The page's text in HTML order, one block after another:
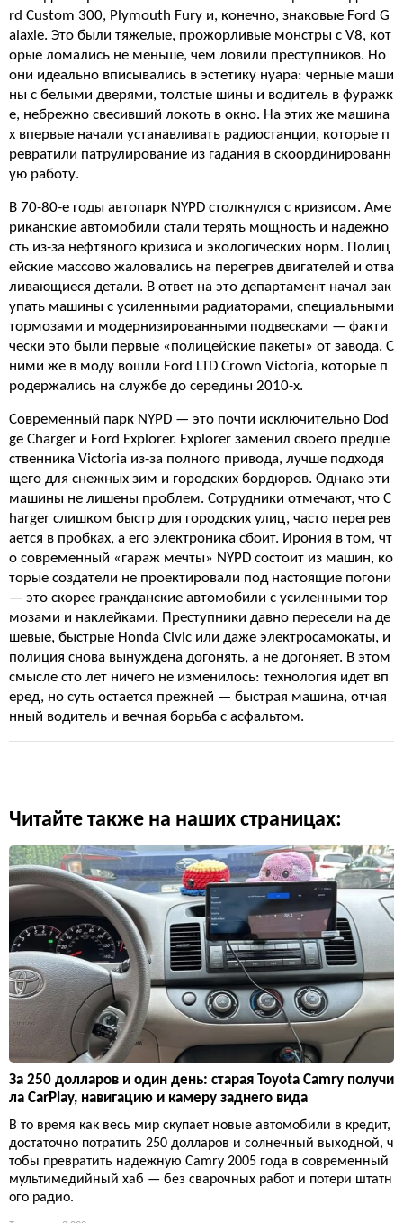
rd Custom 300, Plymouth Fury и, конечно, знаковые Ford G
alaxie. Это были тяжелые, прожорливые монстры с V8, кот
орые ломались не меньше, чем ловили преступников. Но
они идеально вписывались в эстетику нуара: черные маши
ны с белыми дверями, толстые шины и водитель в фуражк
е, небрежно свесивший локоть в окно. На этих же машина
х впервые начали устанавливать радиостанции, которые п
ревратили патрулирование из гадания в скоординированн
ую работу.
В 70-80-е годы автопарк NYPD столкнулся с кризисом. Аме
риканские автомобили стали терять мощность и надежно
сть из-за нефтяного кризиса и экологических норм. Полиц
ейские массово жаловались на перегрев двигателей и отва
ливающиеся детали. В ответ на это департамент начал зак
упать машины с усиленными радиаторами, специальными
тормозами и модернизированными подвесками — факти
чески это были первые «полицейские пакеты» от завода. С
ними же в моду вошли Ford LTD Crown Victoria, которые п
родержались на службе до середины 2010-х.
Современный парк NYPD — это почти исключительно Dod
ge Charger и Ford Explorer. Explorer заменил своего предше
ственника Victoria из-за полного привода, лучше подходя
щего для снежных зим и городских бордюров. Однако эти
машины не лишены проблем. Сотрудники отмечают, что C
harger слишком быстр для городских улиц, часто перегрев
ается в пробках, а его электроника сбоит. Ирония в том, чт
о современный «гараж мечты» NYPD состоит из машин, ко
торые создатели не проектировали под настоящие погони
— это скорее гражданские автомобили с усиленными тор
мозами и наклейками. Преступники давно пересели на де
шевые, быстрые Honda Civic или даже электросамокаты, и
полиция снова вынуждена догонять, а не догоняет. В этом
смысле сто лет ничего не изменилось: технология идет вп
еред, но суть остается прежней — быстрая машина, отчая
нный водитель и вечная борьба с асфальтом.
Читайте также на наших страницах:
За 250 долларов и один день: старая Toyota Camry получи
ла CarPlay, навигацию и камеру заднего вида
В то время как весь мир скупает новые автомобили в кредит,
достаточно потратить 250 долларов и солнечный выходной, ч
тобы превратить надежную Camry 2005 года в современный
мультимедийный хаб — без сварочных работ и потери штатн
ого радио.